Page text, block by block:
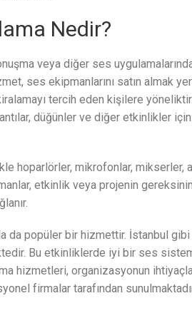
Nedir?
veya diğer ses
ses ekipmanlarını satın almak
tercih eden kişilere
düğünler ve diğer etkinlikler
hoparlörler, mikrofonlar,
etkinlik veya projenin
da popüler bir hizmettir. İstanbul
Bu etkinliklerde iyi bir ses
hizmetleri, organizasyonun
firmalar tarafından